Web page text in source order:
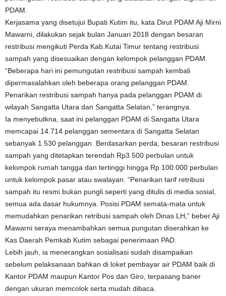
PDAM.
Kerjasama yang disetujui Bupati Kutim itu, kata Dirut PDAM Aji Mirni
Mawarni, dilakukan sejak bulan Januari 2018 dengan besaran
restribusi mengikuti Perda Kab.Kutai Timur tentang restribusi
sampah yang disesuaikan dengan kelompok pelanggan PDAM.
“Beberapa hari ini pemungutan restribusi sampah kembali
dipermasalahkan oleh beberapa orang pelanggan PDAM.
Penarikan restribusi sampah hanya pada pelanggan PDAM di
wilayah Sangatta Utara dan Sangatta Selatan,” terangnya.
Ia menyebutkna, saat ini pelanggan PDAM di Sangatta Utara
memcapai 14.714 pelanggan sementara di Sangatta Selatan
sebanyak 1.530 pelanggan. Berdasarkan perda, besaran restribusi
sampah yang ditetapkan terendah Rp3.500 perbulan untuk
kelompok rumah tangga dan tertinggi hingga Rp 100.000 perbulan
untuk kelompok pasar atau swalayan. “Penarikan tarif retribusi
sampah itu resmi bukan pungli seperti yang ditulis di media sosial,
semua ada dasar hukumnya. Posisi PDAM semata-mata untuk
memudahkan penarikan retribusi sampah oleh Dinas LH,” beber Aji
Mawarni seraya menambahkan semua pungutan diserahkan ke
Kas Daerah Pemkab Kutim sebagai penerimaan PAD.
Lebih jauh, ia menerangkan sosialisasi sudah disampaikan
sebelum pelaksanaan bahkan di loket pembayar air PDAM baik di
Kantor PDAM maupun Kantor Pos dan Giro, terpasang baner
dengan ukuran memcolok serta mudah dibaca.